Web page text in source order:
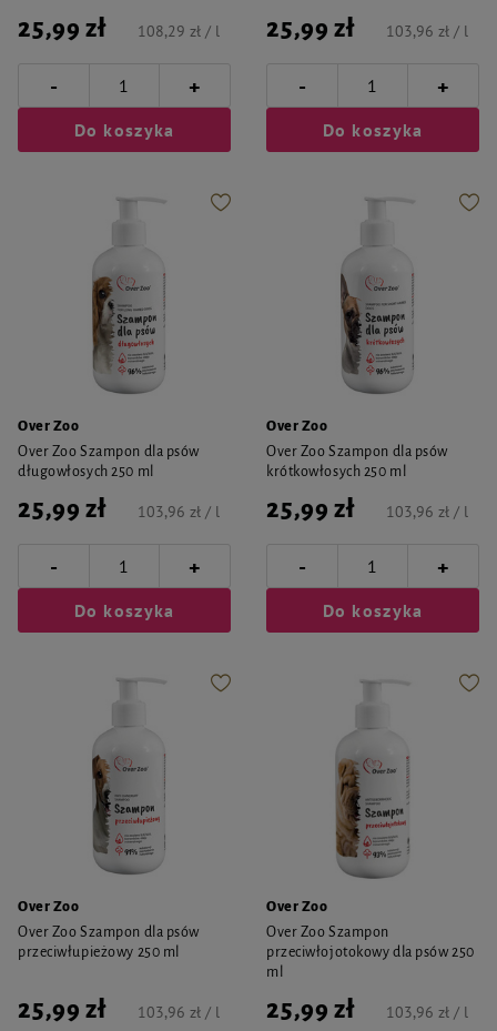
25,99 zł 108,29 zł / l
- +
Do koszyka
25,99 zł 103,96 zł / l
- +
Do koszyka
Over Zoo
Over Zoo Szampon dla psów
długowłosych 250 ml
25,99 zł 103,96 zł / l
- +
Do koszyka
Over Zoo
Over Zoo Szampon dla psów
krótkowłosych 250 ml
25,99 zł 103,96 zł / l
- +
Do koszyka
Over Zoo
Over Zoo Szampon dla psów
przeciwłupieżowy 250 ml
25,99 zł 103,96 zł / l
Over Zoo
Over Zoo Szampon
przeciwłojotokowy dla psów 250
ml
25,99 zł 103,96 zł / l